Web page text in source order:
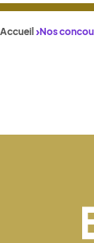
Accueil Nos